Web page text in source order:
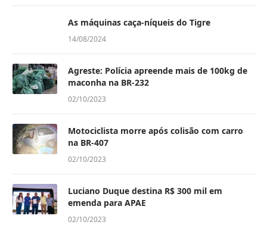
As máquinas caça-níqueis do Tigre
14/08/2024
Agreste: Polícia apreende mais de 100kg de
maconha na BR-232
02/10/2023
Motociclista morre após colisão com carro
na BR-407
02/10/2023
Luciano Duque destina R$ 300 mil em
emenda para APAE
02/10/2023